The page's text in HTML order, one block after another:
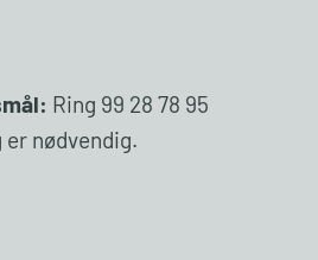
Ring 99 28 78 95
nødvendig.